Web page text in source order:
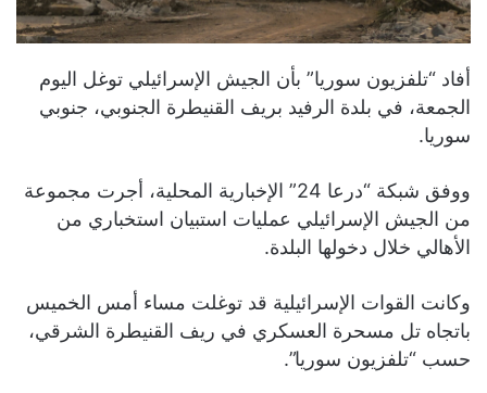
أفاد “تلفزيون سوريا” بأن الجيش الإسرائيلي توغل اليوم
الجمعة، في بلدة الرفيد بريف القنيطرة الجنوبي، جنوبي
سوريا.
ووفق شبكة “درعا 24” الإخبارية المحلية، أجرت مجموعة
من الجيش الإسرائيلي عمليات استبيان استخباري من
الأهالي خلال دخولها البلدة.
وكانت القوات الإسرائيلية قد توغلت مساء أمس الخميس
باتجاه تل مسحرة العسكري في ريف القنيطرة الشرقي،
حسب “تلفزيون سوريا”.